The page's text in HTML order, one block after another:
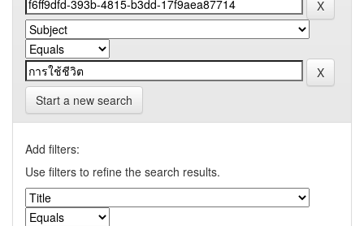
Start a new search
Add filters:
Use filters to refine the search results.